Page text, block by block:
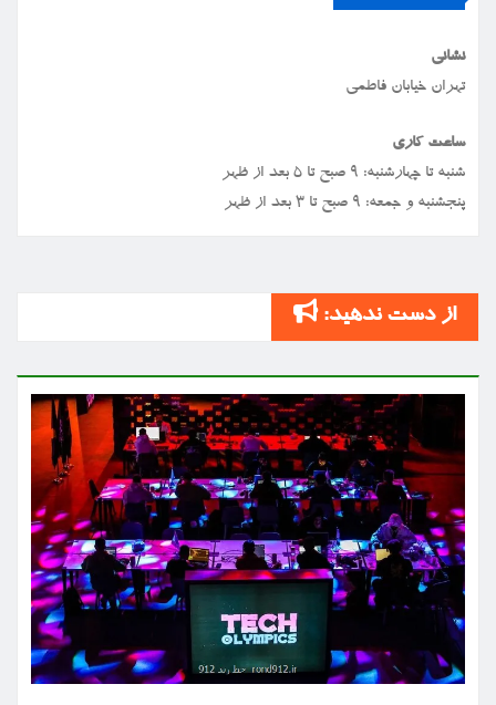
نشانی
تهران خیابان فاطمی
ساعت کاری
شنبه تا چهارشنبه: ۹ صبح تا ۵ بعد از ظهر
پنجشنبه و جمعه: ۹ صبح تا ۳ بعد از ظهر
از دست ندهید: